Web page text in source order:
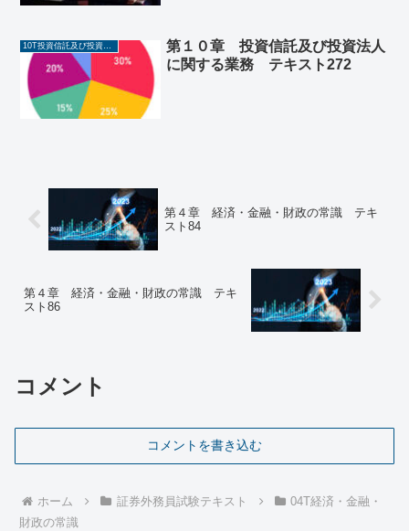
第１０章 投資信託及び投資法人
に関する業務 テキスト272
第４章 経済・金融・財政の常識 テキ
スト84
第４章 経済・金融・財政の常識 テキ
スト86
コメント
コメントを書き込む
ホーム 証券外務員試験テキスト
04T経済・金融・
財政の常識